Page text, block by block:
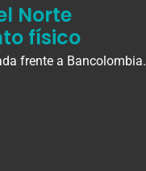
Norte
físico
frente a Bancolombia.